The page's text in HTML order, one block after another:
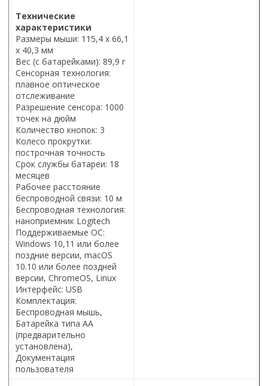
Технические
характеристики
Размеры мыши: 115,4 х 66,1
х 40,3 мм
Вес (с батарейками): 89,9 г
Сенсорная технология:
плавное оптическое
отслеживание
Разрешение сенсора: 1000
точек на дюйм
Количество кнопок: 3
Колесо прокрутки:
построчная точность
Срок службы батареи: 18
месяцев
Рабочее расстояние
беспроводной связи: 10 м
Беспроводная технология:
наноприемник Logitech
Поддерживаемые ОС:
Windows 10,11 или более
поздние версии, macOS
10.10 или более поздней
версии, ChromeOS, Linux
Интерфейс: USB
Комплектация:
Беспроводная мышь,
Батарейка типа АА
(предварительно
установлена),
Документация
пользователя